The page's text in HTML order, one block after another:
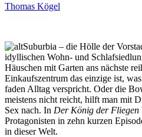
Thomas Kögel
Suburbia – die Hölle der
idyllischen Wohn- und
Häuschen mit Garten ans nächste
Einkaufszentrum das einzige ist,
faden Alltag verspricht. Oder die
meistens nicht reicht, hilft man mit
Sex nach. In Der König der Fliegen
Protagonisten in zehn kurzen
in dieser Welt.